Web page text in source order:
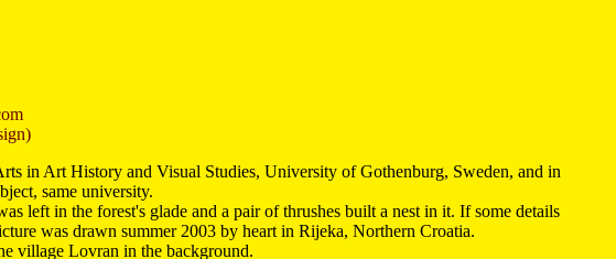
in Art History and Visual Studies, University of Gothenburg, Sweden, and in
same university.
left in the forest's glade and a pair of thrushes built a nest in it. If some details
was drawn summer 2003 by heart in Rijeka, Northern Croatia.
village Lovran in the background.